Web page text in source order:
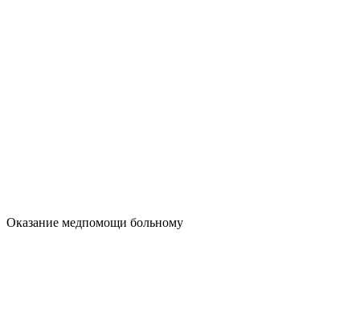
Оказание медпомощи больному